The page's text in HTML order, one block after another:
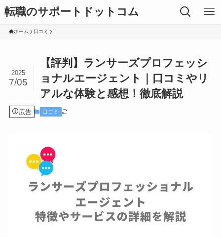
転職のサポートドットコム
ホーム 口コミ
【評判】ランサーズプロフェッシ
ョナルエージェント｜口コミやリ
アルな体験と感想！徹底解説
2025
7/05
広告 口コミ